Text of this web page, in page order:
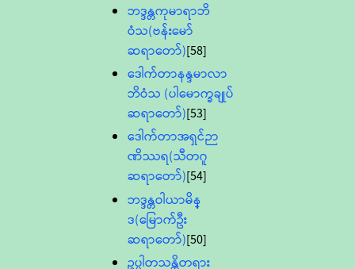
ဘဒ္ဒန္တကုမာရာဘိ
ဝံသ(ဗန်းမော်
ဆရာတော်)[58]
ဒေါက်တာနန္ဒမာလာ
ဘိဝံသ (ပါမောက္ခချုပ်
ဆရာတော်)[53]
ဒေါက်တာအရှင်ဉာ
ဏိဿရ(သီတဂူ
ဆရာတော်)[54]
ဘဒ္ဒန္တဝါယာမိန္
ဒ(မြောက်ဦး
ဆရာတော်)[50]
ဥပ္ပါတသန္တိတရား